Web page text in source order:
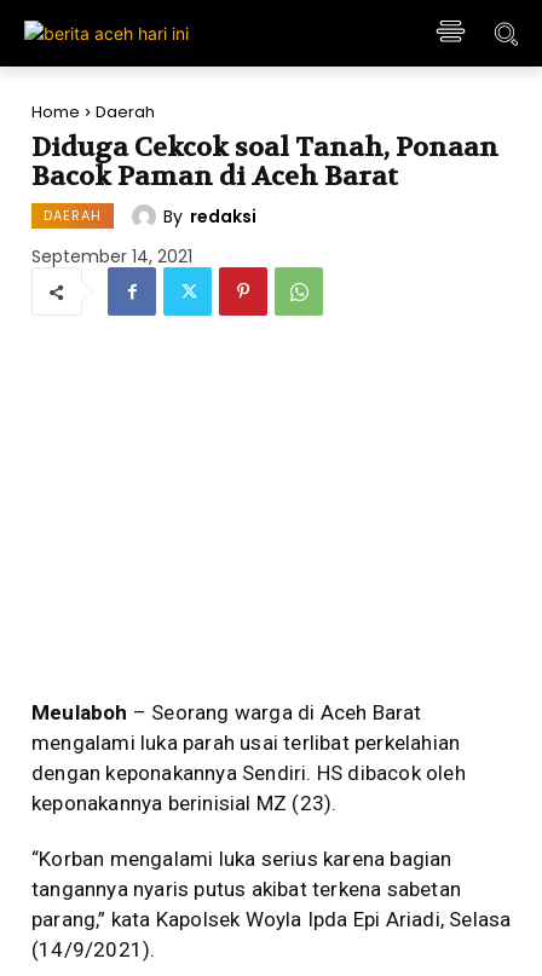
Home Daerah
Diduga Cekcok soal Tanah, Ponaan
Bacok Paman di Aceh Barat
DAERAH By redaksi
September 14, 2021
Meulaboh – Seorang warga di Aceh Barat
mengalami luka parah usai terlibat perkelahian
dengan keponakannya Sendiri. HS dibacok oleh
keponakannya berinisial MZ (23).
“Korban mengalami luka serius karena bagian
tangannya nyaris putus akibat terkena sabetan
parang,” kata Kapolsek Woyla Ipda Epi Ariadi, Selasa
(14/9/2021).